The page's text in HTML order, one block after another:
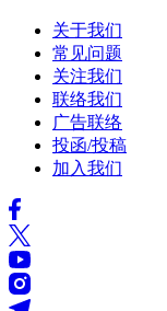
关于我们
常见问题
关注我们
联络我们
广告联络
投函/投稿
加入我们